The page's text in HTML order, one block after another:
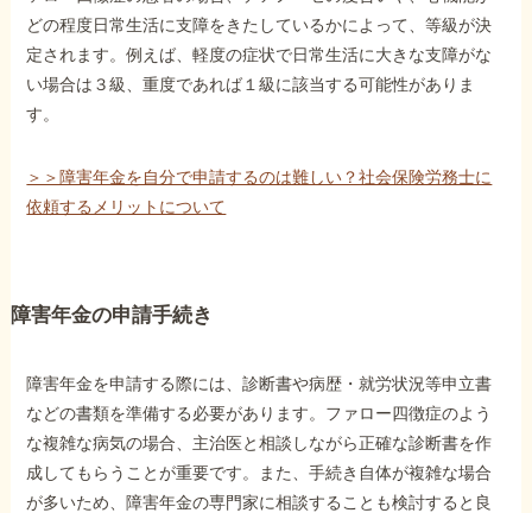
どの程度日常生活に支障をきたしているかによって、等級が決
定されます。例えば、軽度の症状で日常生活に大きな支障がな
い場合は３級、重度であれば１級に該当する可能性がありま
す。
＞＞障害年金を自分で申請するのは難しい？社会保険労務士に
依頼するメリットについて
障害年金の申請手続き
障害年金を申請する際には、診断書や病歴・就労状況等申立書
などの書類を準備する必要があります。ファロー四徴症のよう
な複雑な病気の場合、主治医と相談しながら正確な診断書を作
成してもらうことが重要です。また、手続き自体が複雑な場合
が多いため、障害年金の専門家に相談することも検討すると良